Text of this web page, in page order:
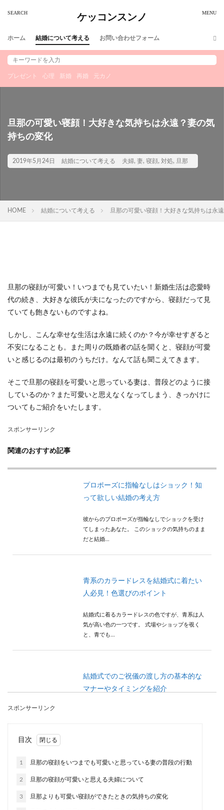
ケッコンスンノ
ホーム 結婚について考える お問い合わせフォーム
プレゼント 心理 新婚 再婚 元カノ
旦那の可愛い寝顔！大好きな気持ちは永遠？妻の気
持ちの変化
2019年5月24日 結婚について考える 夫婦, 妻, 寝顔, 対処, 旦那
HOME 結婚について考える 旦那の可愛い寝顔！大好きな気持ちは永
旦那の寝顔が可愛い！いつまでも見ていたい！新婚生活は恋愛時
代の続き、大好きな彼氏が夫になったのですから、寝顔だって見
ていても飽きないものですよね。
しかし、こんな幸せな生活は永遠に続くのか？今が幸せすぎると
不安になることも。また周りの既婚者の話を聞くと、寝顔が可愛
いと感じるのは最初のうちだけ。なんて話も聞こえてきます。
そこで旦那の寝顔を可愛いと思っている妻は、普段どのように接
しているのか？また可愛いと思えなくなってしまう、きっかけに
ついてもご紹介をいたします。
スポンサーリンク
関連のおすすめ記事
プロポーズに指輪なしはショック！知
って欲しい結婚の考え方
彼からのプロポーズが指輪なしでショックを受け
てしまったあなた。 このショックの気持ちのまま
だと結婚...
青系のカラードレスを結婚式に着たい
人必見！色選びのポイント
結婚式に着るカラードレスの色ですが、青系は人
気が高い色の一つです。 式場やショップを覗く
と、青でも...
結婚式でのご祝儀の渡し方の基本的な
マナーやタイミングを紹介
結婚のプレゼントを友達へ！お祝いマ
ナーと選び方のポイント
結婚祝いのプレゼントを友達へ贈りたいけど、ど
スポンサーリンク
目次
1 旦那の寝顔をいつまでも可愛いと思っている妻の普段の行動
2 旦那の寝顔が可愛いと思える夫婦について
3 旦那よりも可愛い寝顔ができたときの気持ちの変化